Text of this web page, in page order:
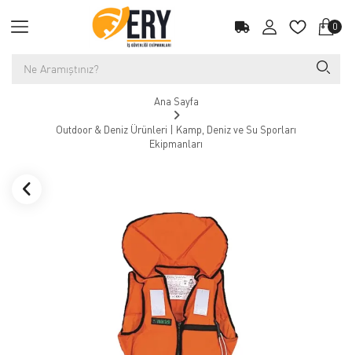
0
Ana Sayfa
Outdoor & Deniz Ürünleri | Kamp, Deniz ve Su Sporları
Ekipmanları